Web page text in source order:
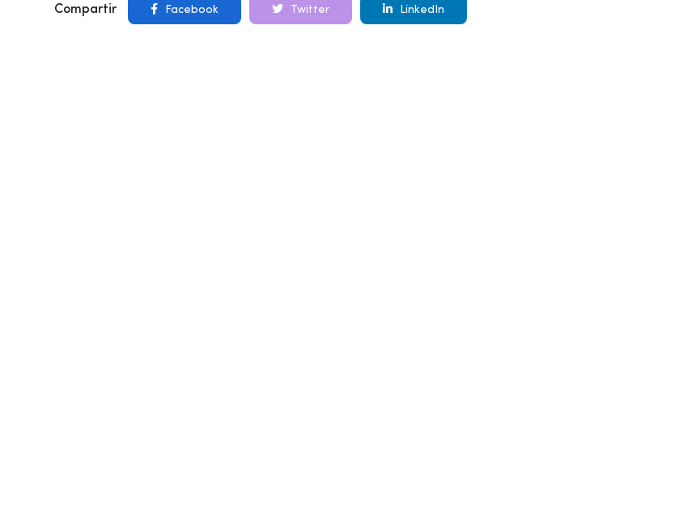
Compartir Facebook Twitter LinkedIn